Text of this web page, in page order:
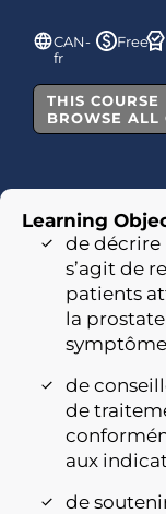
CAN-
fr
Free
THIS
BROWSE ALL
Learning
de décrire
s’agit de
patients
la
de
de
aux
de